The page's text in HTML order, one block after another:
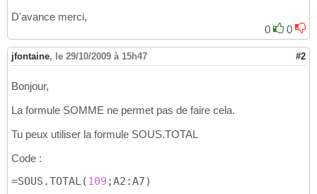
D'avance merci,
0
0
jfontaine, le 29/10/2009 à 15h47 #2
Bonjour,
La formule SOMME ne permet pas de faire cela.
Tu peux utiliser la formule SOUS.TOTAL
Code :
=SOUS.TOTAL(109 ;A2:A7)